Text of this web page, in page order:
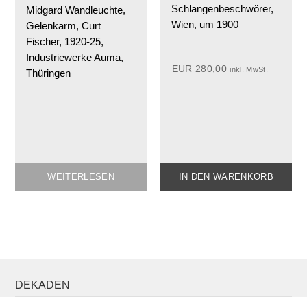
Midgard Wandleuchte,
Gelenkarm, Curt
Fischer, 1920-25,
Industriewerke Auma,
Thüringen
WEITERLESEN
Schlangenbeschwörer,
Wien, um 1900
EUR 280,00 inkl. MwSt.
IN DEN WARENKORB
DEKADEN